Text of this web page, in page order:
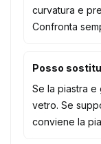
curvatura e
Confronta
Posso
Se la piastra e
vetro. Se
conviene la